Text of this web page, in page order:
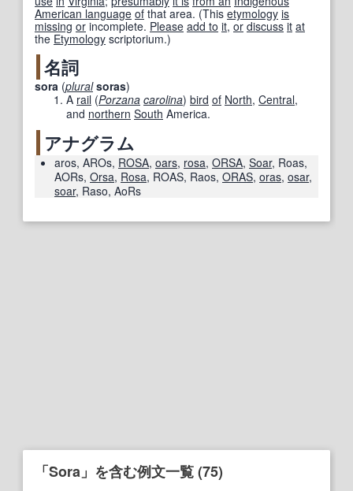
American language of that area. (This etymology is
missing or incomplete. Please add to it, or discuss it at
the Etymology scriptorium.)
名詞
sora (plural soras)
A rail (Porzana carolina) bird of North, Central,
and northern South America.
アナグラム
aros, AROs, ROSA, oars, rosa, ORSA, Soar, Roas,
AORs, Orsa, Rosa, ROAS, Raos, ORAS, oras, osar,
soar, Raso, AoRs
「Sora」を含む例文一覧 (75)